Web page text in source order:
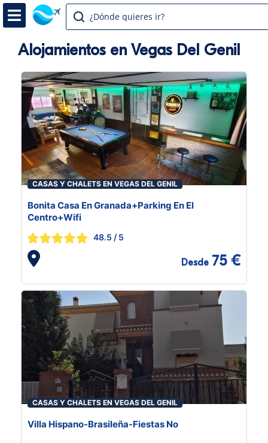
¿Dónde quieres ir?
Alojamientos en Vegas Del Genil
CASAS Y CHALETS EN VEGAS DEL GENIL
Bonita Casa En Granada+Parking En El
Centro+Wifi
48.5 / 5
Desde 75 €
CASAS Y CHALETS EN VEGAS DEL GENIL
Villa Hispano-Brasileña-Fiestas No